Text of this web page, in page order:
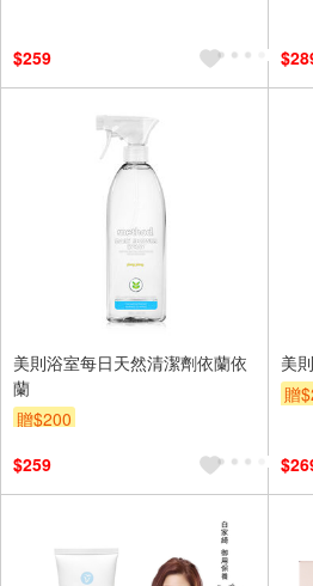
$259
美則浴室每日天然清潔劑依蘭依
蘭
贈$200
$259
美
贈